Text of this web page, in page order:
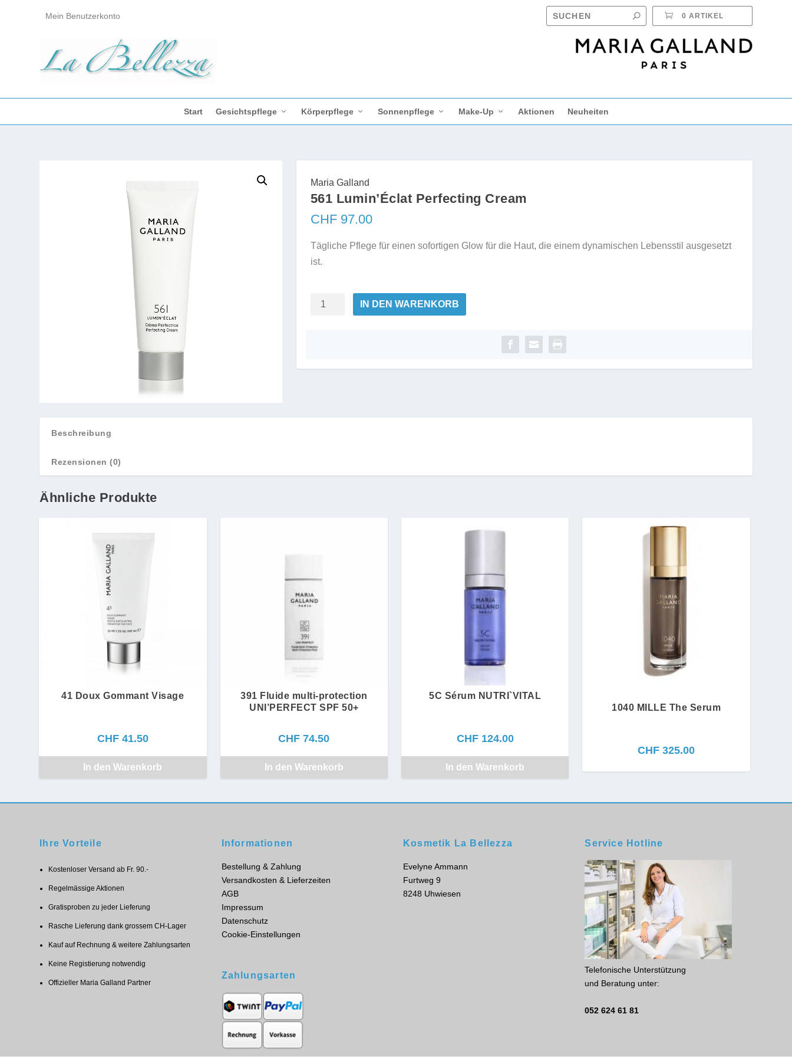
Mein Benutzerkonto 0 ARTIKEL
Start Gesichtspflege Körperpflege Sonnenpflege Make-Up Aktionen Neuheiten
Maria Galland
561 Lumin’Éclat Perfecting Cream
CHF97.00
Tägliche Pflege für einen sofortigen Glow für die Haut, die einem dynamischen Lebensstil ausgesetzt
ist.
561
Lumin'Éclat
IN DEN WARENKORB
Beschreibung
Rezensionen (0)
Ähnliche Produkte
41 Doux Gommant Visage
CHF41.50
In den Warenkorb
391 Fluide multi-protection
UNI’PERFECT SPF 50+
CHF 74.50
In den Warenkorb
5C Sérum NUTRI`VITAL
CHF124.00
In den Warenkorb
1040 MILLE The Serum
CHF 325.00
Ihre Vorteile
Kostenloser Versand ab Fr. 90.-
Regelmässige Aktionen
Gratisproben zu jeder Lieferung
Rasche Lieferung dank grossem CH-Lager
Kauf auf Rechnung & weitere Zahlungsarten
Keine Registierung notwendig
Offizieller Maria Galland Partner
Informationen
Bestellung & Zahlung
Versandkosten & Lieferzeiten
AGB
Impressum
Datenschutz
Cookie-Einstellungen
Zahlungsarten
Kosmetik La Bellezza
Evelyne Ammann
Furtweg 9
8248 Uhwiesen
Service Hotline
Telefonische Unterstützung
und Beratung unter:
052 624 61 81